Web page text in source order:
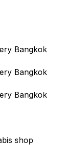
Bangkok
Bangkok
Bangkok
shop